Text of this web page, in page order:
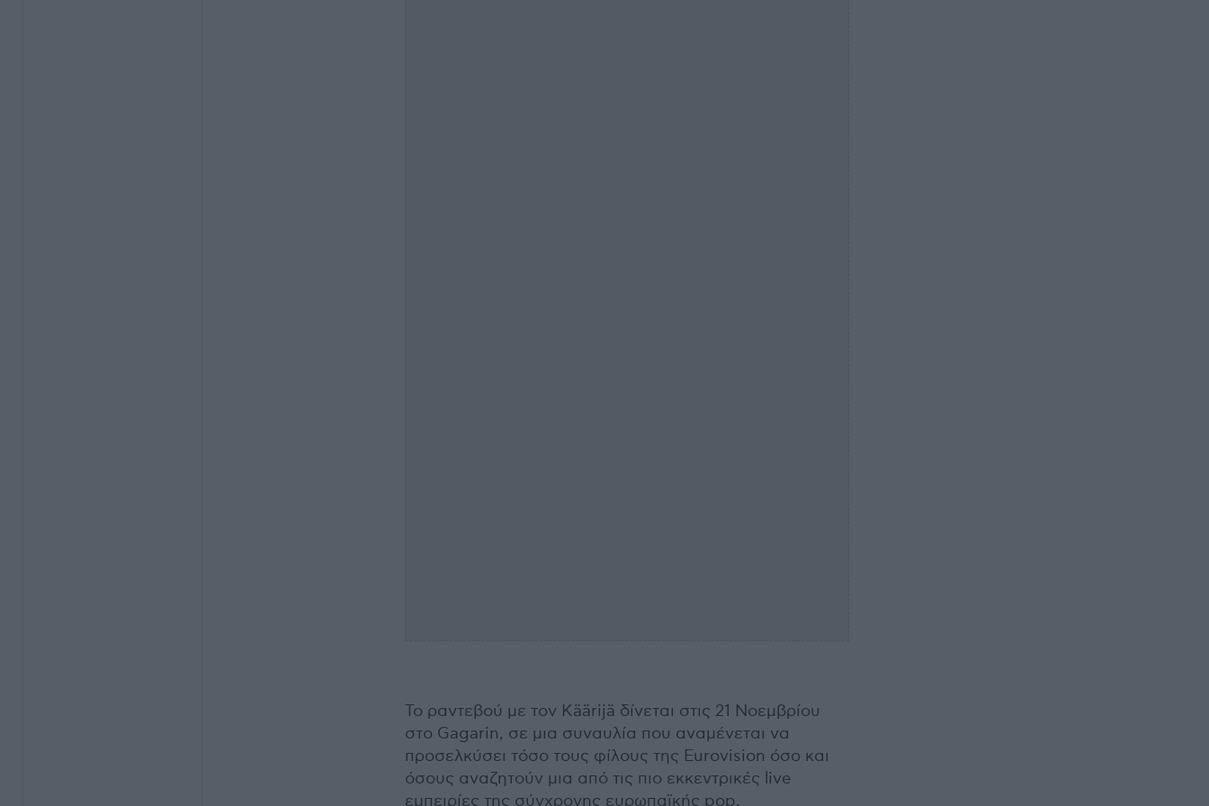
Το ραντεβού με τον Käärijä δίνεται στις 21 Νοεμβρίου
στο Gagarin, σε μια συναυλία που αναμένεται να
προσελκύσει τόσο τους φίλους της Eurovision όσο και
όσους αναζητούν μια από τις πιο εκκεντρικές live
εμπειρίες της σύγχρονης ευρωπαϊκής pop.